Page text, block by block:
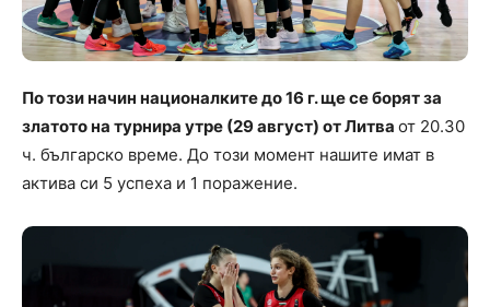
По този начин националките до 16 г. ще се борят за
златото на турнира утре (29 август) от Литва от 20.30
ч. българско време. До този момент нашите имат в
актива си 5 успеха и 1 поражение.